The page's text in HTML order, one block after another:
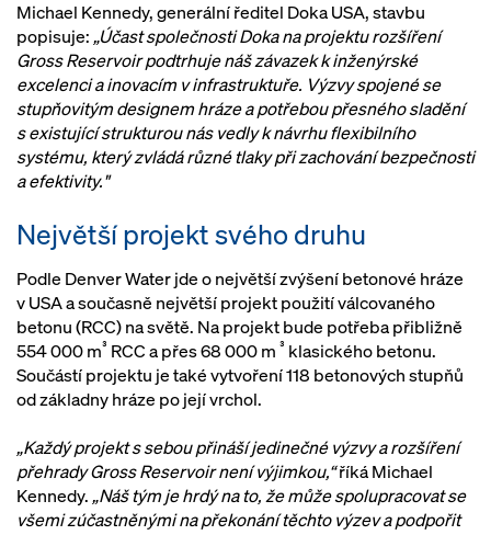
Michael Kennedy, generální ředitel Doka USA, stavbu
popisuje:„Účast společnosti Doka na projektu rozšíření
Gross Reservoir podtrhuje náš závazek k inženýrské
excelenci a inovacím v infrastruktuře. Výzvy spojené se
stupňovitým designem hráze a potřebou přesného sladění
s existující strukturou nás vedly k návrhu flexibilního
systému, který zvládá různé tlaky při zachování bezpečnosti
a efektivity."
Největší projekt svého druhu
Podle Denver Water jde o největší zvýšení betonové hráze
v USA a současně největší projekt použití válcovaného
betonu (RCC) na světě. Na projekt bude potřeba přibližně
554 000 m³ RCC a přes 68 000 m ³ klasického betonu.
Součástí projektu je také vytvoření 118 betonových stupňů
od základny hráze po její vrchol.
„Každý projekt s sebou přináší jedinečné výzvy a rozšíření
přehrady Gross Reservoir není výjimkou,“říká Michael
Kennedy.„Náš tým je hrdý na to, že může spolupracovat se
všemi zúčastněnými na překonání těchto výzev a podpořit